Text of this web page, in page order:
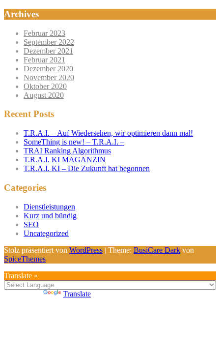
Archives
Februar 2023
September 2022
Dezember 2021
Februar 2021
Dezember 2020
November 2020
Oktober 2020
August 2020
Recent Posts
T.R.A.I. – Auf Wiedersehen, wir optimieren dann mal!
SomeThing is new! – T.R.A.I. –
TRAI Ranking Algorithmus
T.R.A.I. KI MAGANZIN
T.R.A.I. KI – Die Zukunft hat begonnen
Categories
Dienstleistungen
Kurz und bündig
SEO
Uncategorized
Stolz präsentiert von WordPress | Theme: BusiCare Dark von
SpiceThemes
Translate »
Translate